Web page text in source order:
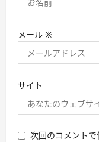
メール ※
サイト
次回のコメント